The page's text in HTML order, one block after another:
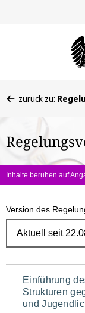
befinden
hier:
zurück zu:
Inhalte beruhen auf
Version des
für
Einführung
Strukturen
und